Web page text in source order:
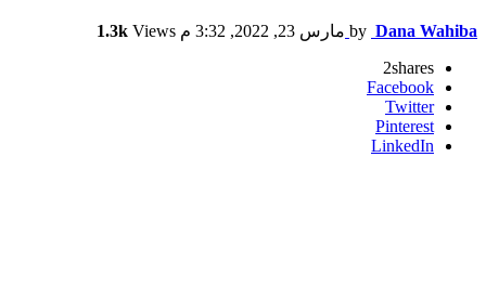
by Dana Wahiba مارس 23, 2022, 3:32 م 1.3k Views
2shares
Facebook
Twitter
Pinterest
LinkedIn